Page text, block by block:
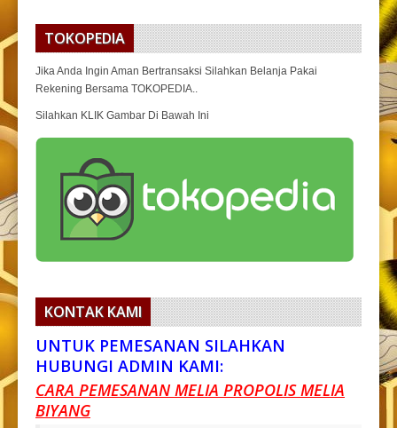
TOKOPEDIA
Jika Anda Ingin Aman Bertransaksi Silahkan Belanja Pakai
Rekening Bersama TOKOPEDIA..
Silahkan KLIK Gambar Di Bawah Ini
KONTAK KAMI
UNTUK PEMESANAN SILAHKAN
HUBUNGI ADMIN KAMI:
CARA PEMESANAN MELIA PROPOLIS MELIA
BIYANG